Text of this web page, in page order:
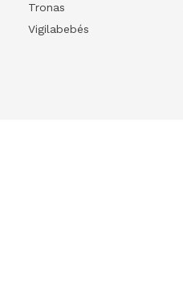
Tronas
Vigilabebés